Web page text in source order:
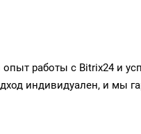
работы с Bitrix24 и
индивидуален, и мы